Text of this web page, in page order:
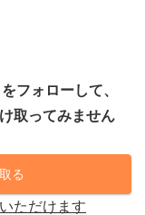
フォローして、
取ってみません
る
ただけます